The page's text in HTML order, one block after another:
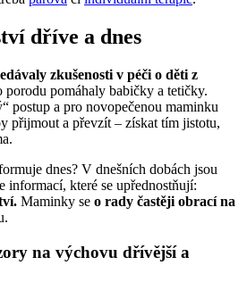
dříve a dnes
zkušenosti v péči o děti z
porodu pomáhaly babičky a tetičky.
postup a pro novopečenou maminku
přijmout a převzít – získat tím jistotu,
dnes? V dnešních dobách jsou
informací, které se upřednostňují:
Maminky se o rady častěji obrací na
na výchovu dřívější a